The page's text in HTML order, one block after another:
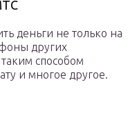
деньги не только на
других
способом
и многое другое.